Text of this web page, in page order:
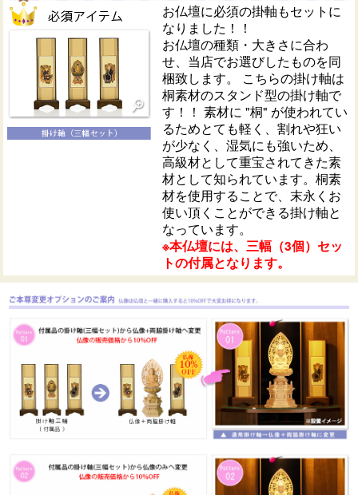
お仏壇に必須の掛軸もセットに
なりました！！
お仏壇の種類・大きさに合わ
せ、当店でお選びしたものを同
梱致します。 こちらの掛け軸は
桐素材のスタンド型の掛け軸で
す！！ 素材に "桐" が使われてい
るためとても軽く、割れや狂い
が少なく、湿気にも強いため、
高級材として重宝されてきた素
材として知られています。桐素
材を使用することで、末永くお
使い頂くことができる掛け軸と
なっています。
※本仏壇には、三幅（3個）セッ
トの付属となります。